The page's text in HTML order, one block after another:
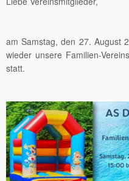
am Samstag, den 27. August
wieder unsere Familien-
statt.